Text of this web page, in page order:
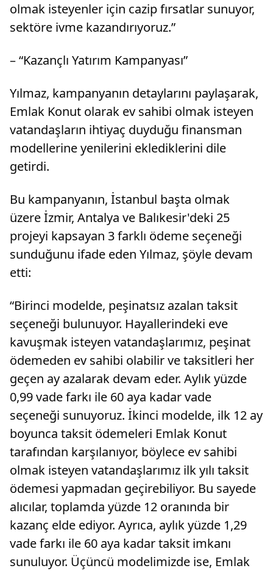
olmak isteyenler için cazip fırsatlar sunuyor,
sektöre ivme kazandırıyoruz.”
– “Kazançlı Yatırım Kampanyası”
Yılmaz, kampanyanın detaylarını paylaşarak,
Emlak Konut olarak ev sahibi olmak isteyen
vatandaşların ihtiyaç duyduğu finansman
modellerine yenilerini eklediklerini dile
getirdi.
Bu kampanyanın, İstanbul başta olmak
üzere İzmir, Antalya ve Balıkesir'deki 25
projeyi kapsayan 3 farklı ödeme seçeneği
sunduğunu ifade eden Yılmaz, şöyle devam
etti:
“Birinci modelde, peşinatsız azalan taksit
seçeneği bulunuyor. Hayallerindeki eve
kavuşmak isteyen vatandaşlarımız, peşinat
ödemeden ev sahibi olabilir ve taksitleri her
geçen ay azalarak devam eder. Aylık yüzde
0,99 vade farkı ile 60 aya kadar vade
seçeneği sunuyoruz. İkinci modelde, ilk 12 ay
boyunca taksit ödemeleri Emlak Konut
tarafından karşılanıyor, böylece ev sahibi
olmak isteyen vatandaşlarımız ilk yılı taksit
ödemesi yapmadan geçirebiliyor. Bu sayede
alıcılar, toplamda yüzde 12 oranında bir
kazanç elde ediyor. Ayrıca, aylık yüzde 1,29
vade farkı ile 60 aya kadar taksit imkanı
sunuluyor. Üçüncü modelimizde ise, Emlak